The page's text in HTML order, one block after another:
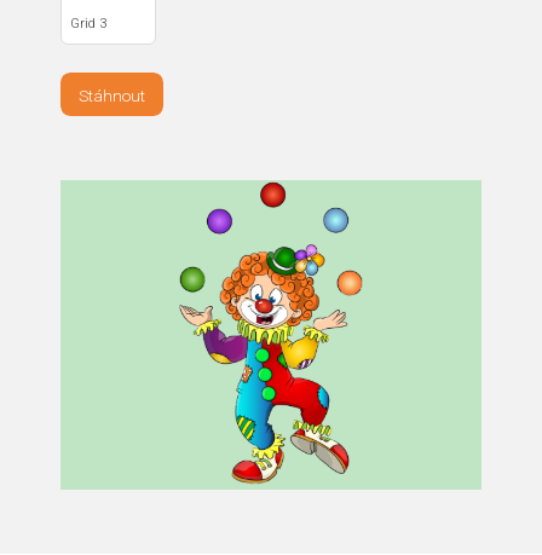
Grid 3
Stáhnout